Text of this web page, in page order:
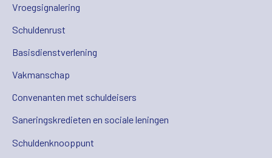
Vroegsignalering
Schuldenrust
Basisdienstverlening
Vakmanschap
Convenanten met schuldeisers
Saneringskredieten en sociale leningen
Schuldenknooppunt